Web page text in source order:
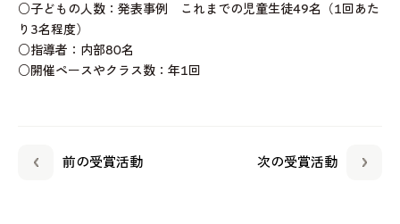
○子どもの人数：発表事例 これまでの児童生徒49名（1回あた
り3名程度）
○指導者：内部80名
○開催ペースやクラス数：年1回
前の受賞活動 次の受賞活動